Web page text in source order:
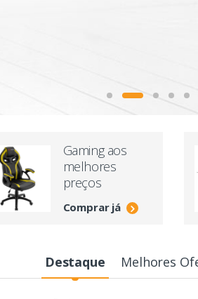
Gaming aos
melhores
preços
Comprar já
Destaque Melhores